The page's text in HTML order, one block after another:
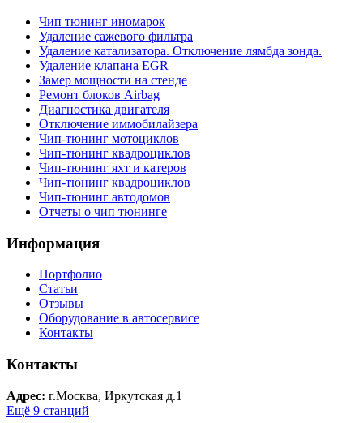
Чип тюнинг иномарок
Удаление сажевого фильтра
Удаление катализатора. Отключение лямбда зонда.
Удаление клапана EGR
Замер мощности на стенде
Ремонт блоков Airbag
Диагностика двигателя
Отключение иммобилайзера
Чип-тюнинг мотоциклов
Чип-тюнинг квадроциклов
Чип-тюнинг яхт и катеров
Чип-тюнинг квадроциклов
Чип-тюнинг автодомов
Отчеты о чип тюнинге
Информация
Портфолио
Статьи
Отзывы
Оборудование в автосервисе
Контакты
Контакты
Адрес: г.Москва, Иркутская д.1
Ещё 9 станций